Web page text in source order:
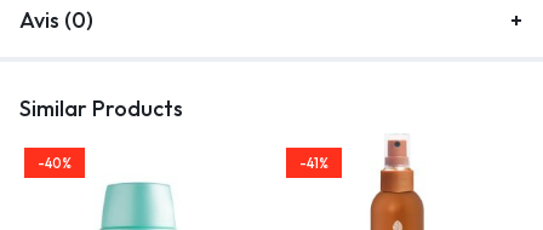
Avis (0)
Similar Products
-40% -41%